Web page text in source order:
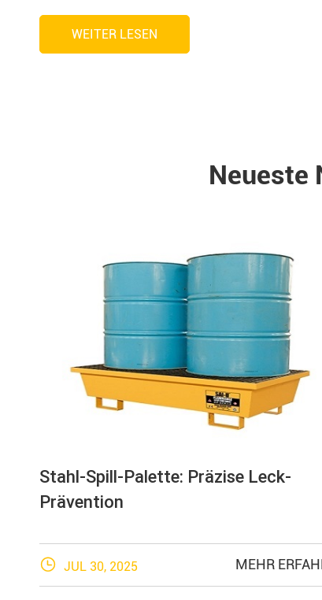
WEITER LESEN
Neueste
Stahl-Spill-Palette: Präzise Leck-
Prävention
 JUL 30, 2025 MEHR